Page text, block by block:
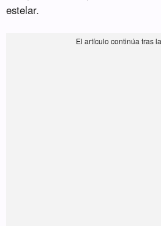
estelar.